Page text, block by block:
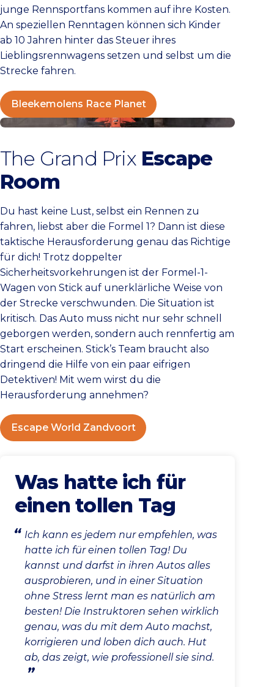
junge Rennsportfans kommen auf ihre Kosten.
An speziellen Renntagen können sich Kinder
ab 10 Jahren hinter das Steuer ihres
Lieblingsrennwagens setzen und selbst um die
Strecke fahren.
Bleekemolens Race Planet
Escape World Zandvoort
The Grand PrixEscape
Room
Du hast keine Lust, selbst ein Rennen zu
fahren, liebst aber die Formel 1? Dann ist diese
taktische Herausforderung genau das Richtige
für dich! Trotz doppelter
Sicherheitsvorkehrungen ist der Formel-1-
Wagen von Stick auf unerklärliche Weise von
der Strecke verschwunden. Die Situation ist
kritisch. Das Auto muss nicht nur sehr schnell
geborgen werden, sondern auch rennfertig am
Start erscheinen. Stick’s Team braucht also
dringend die Hilfe von ein paar eifrigen
Detektiven! Mit wem wirst du die
Herausforderung annehmen?
Escape World Zandvoort
Was hatte ich für
einen tollen Tag
Ich kann es jedem nur empfehlen, was
hatte ich für einen tollen Tag! Du
kannst und darfst in ihren Autos alles
ausprobieren, und in einer Situation
ohne Stress lernt man es natürlich am
besten! Die Instruktoren sehen wirklich
genau, was du mit dem Auto machst,
korrigieren und loben dich auch. Hut
ab, das zeigt, wie professionell sie sind.